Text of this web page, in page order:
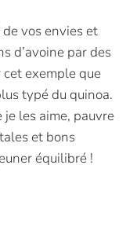
vos envies et
d’avoine par des
cet exemple que
typé du quinoa.
je les aime, pauvre
et bons
équilibré !